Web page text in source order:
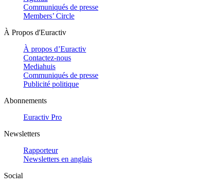
Communiqués de presse
Members’ Circle
À Propos d'Euractiv
À propos d’Euractiv
Contactez-nous
Mediahuis
Communiqués de presse
Publicité politique
Abonnements
Euractiv Pro
Newsletters
Rapporteur
Newsletters en anglais
Social